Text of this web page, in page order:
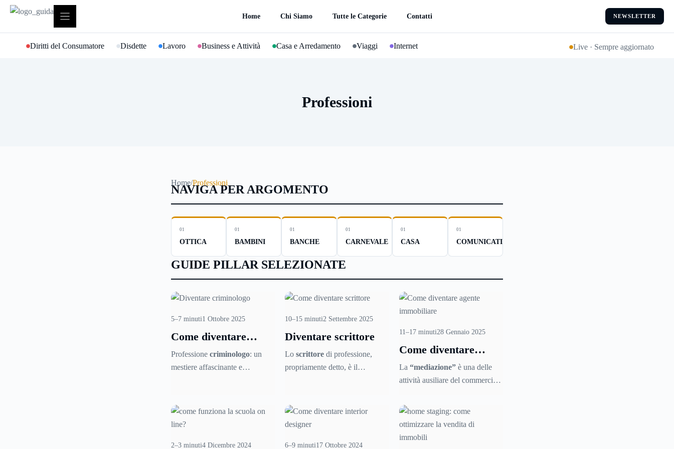
contenuto
Home Chi Siamo Tutte le Categorie Contatti NEWSLETTER
Diritti del Consumatore Disdette Lavoro Business e Attività Casa e Arredamento Viaggi Internet Live · Sempre aggiornato
Professioni
Home/Professioni
NAVIGA PER ARGOMENTO
01
OTTICA
01
BAMBINI
01
BANCHE
01
CARNEVALE
01
CASA
01
COMUNICATI
GUIDE PILLAR SELEZIONATE
5–7 minuti1 Ottobre 2025
Come diventare
criminologo
Professione criminologo: un
mestiere affascinante e
criminologo è una particolare
addestramento e di una grande
10–15 minuti2 Settembre 2025
Diventare scrittore
Loscrittore di professione,
propriamente detto, è il
racconti. Ma scrittore è anche
cinematografico, l’autore tv o
11–17 minuti28 Gennaio 2025
Come diventare
agente immobiliare
La “mediazione”è una delle
attività ausiliare del commercio,
autonomamente organizzata dai
2–3 minuti4 Dicembre 2024 6–9 minuti17 Ottobre 2024